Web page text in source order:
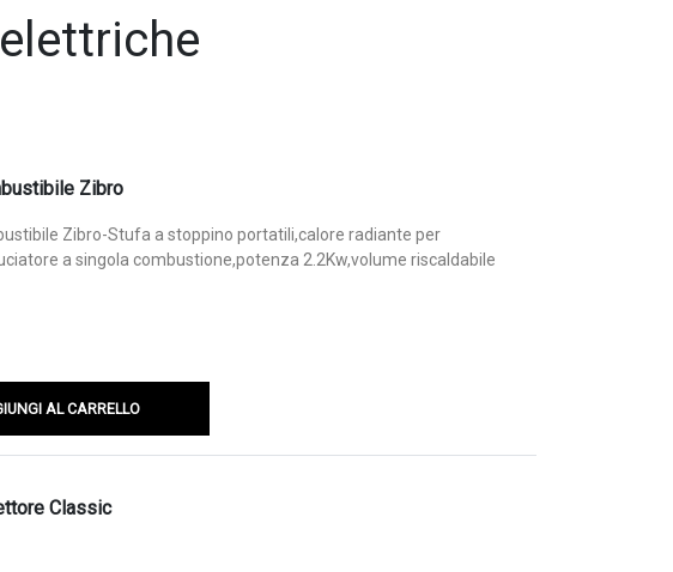
Zibro
Zibro-Stufa a stoppino portatili,calore radiante per
a singola combustione,potenza 2.2Kw,volume riscaldabile
AL CARRELLO
Classic